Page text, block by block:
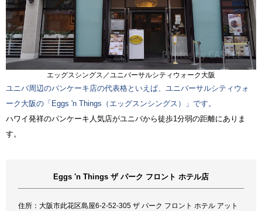
エッグスシングス／ユニバーサルシティウォーク大阪
ユニバ周辺のパンケーキ店の代表格といえば、ユニバーサルシティウォ
ーク大阪の「Eggs 'n Things（エッグスンシングス）」です。
ハワイ発祥のパンケーキ人気店がユニバから徒歩1分弱の距離にありま
す。
Eggs 'n Things ザ パーク フロント ホテル店
住所：大阪市此花区島屋6-2-52-305 ザ パーク フロント ホテル アット